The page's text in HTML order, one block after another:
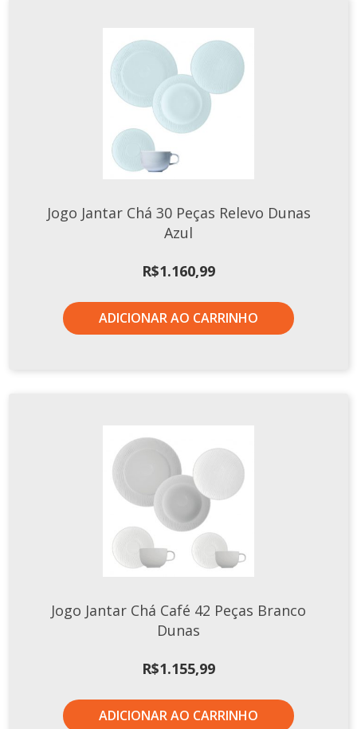
Jogo Jantar Chá 30 Peças Relevo Dunas
Azul
R$1.160,99
ADICIONAR AO CARRINHO
Jogo Jantar Chá Café 42 Peças Branco
Dunas
R$1.155,99
ADICIONAR AO CARRINHO